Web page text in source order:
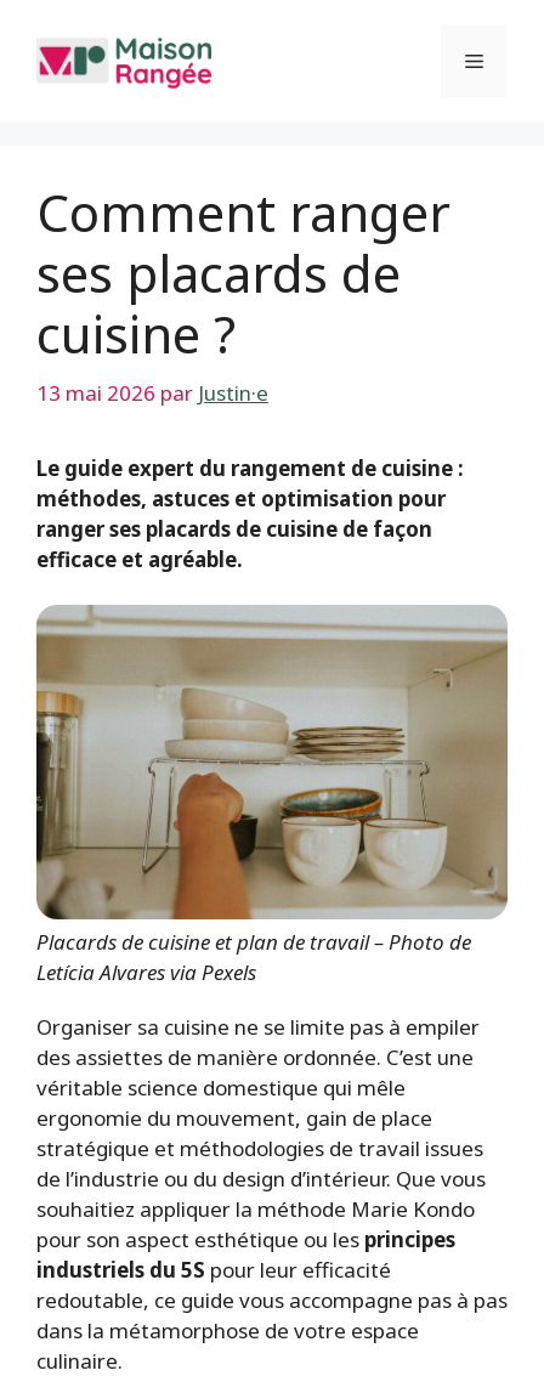
contenu
Menu
Comment ranger
ses placards de
cuisine ?
13 mai 2026 par Justin·e
Le guide expert du rangement de cuisine :
méthodes, astuces et optimisation pour
ranger ses placards de cuisine de façon
efficace et agréable.
Placards de cuisine et plan de travail – Photo de
Letícia Alvares via Pexels
Organiser sa cuisine ne se limite pas à empiler
des assiettes de manière ordonnée. C’est une
véritable science domestique qui mêle
ergonomie du mouvement, gain de place
stratégique et méthodologies de travail issues
de l’industrie ou du design d’intérieur. Que vous
souhaitiez appliquer la méthode Marie Kondo
pour son aspect esthétique ou les principes
industriels du 5S pour leur efficacité
redoutable, ce guide vous accompagne pas à pas
dans la métamorphose de votre espace
culinaire.